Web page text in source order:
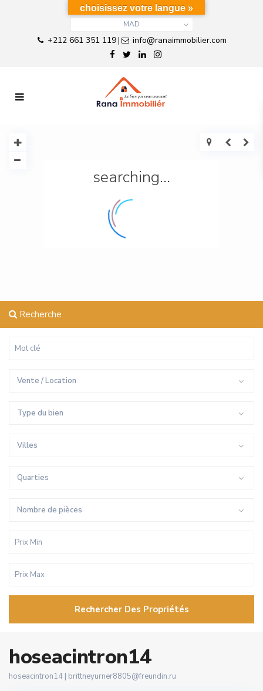
MAD
+212 661 351 119| info@ranaimmobilier.com
searching...
Recherche
Vente / Location
Type du bien
Villes
Quarties
Nombre de pièces
Rechercher Des Propriétés
hoseacintron14
hoseacintron14 | brittneyurner8805@freundin.ru
choisissez votre langue »